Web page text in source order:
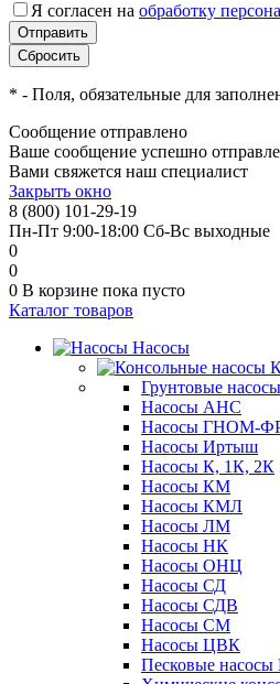
Я согласен на обработку
* - Поля, обязательные для
Сообщение отправлено
Ваше сообщение успешно
Вами свяжется наш специалист
Закрыть окно
8 (800) 101-29-19
Пн-Пт 9:00-18:00 Сб-Вс выходные
0
0
0 В корзине пока пусто
Каталог товаров
Насосы
Грунтовые
Насосы АНС
Насосы ГНОМ-
Насосы Иртыш
Насосы К, 1К, 2К
Насосы КМ
Насосы КМЛ
Насосы ЛМ
Насосы НК
Насосы ОНЦ
Насосы СД
Насосы СДВ
Насосы СМ
Насосы ЦВК
Песковые